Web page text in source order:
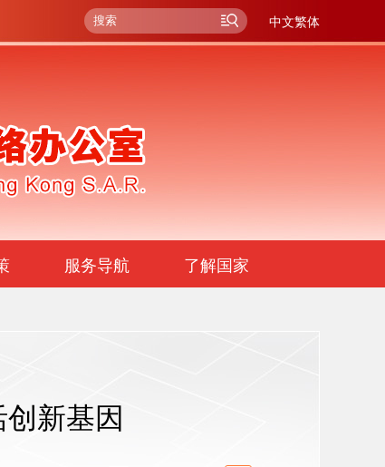
中文繁体
服务导航 了解国家
新基因